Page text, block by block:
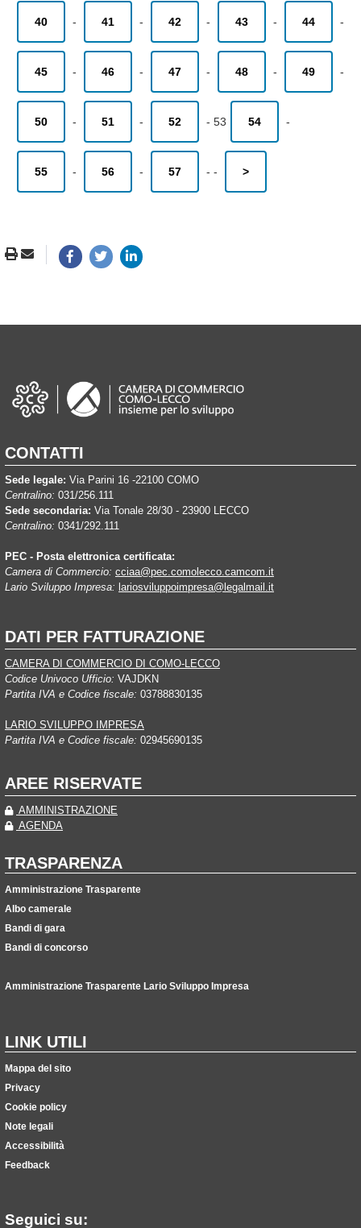
40 - 41 - 42 - 43 - 44 -
45 - 46 - 47 - 48 - 49 -
50 - 51 - 52 - 53 54 -
55 - 56 - 57 - - >
CONTATTI
Sede legale: Via Parini 16 -22100 COMO
Centralino: 031/256.111
Sede secondaria: Via Tonale 28/30 - 23900 LECCO
Centralino: 0341/292.111
PEC - Posta elettronica certificata:
Camera di Commercio: cciaa@pec.comolecco.camcom.it
Lario Sviluppo Impresa: lariosviluppoimpresa@legalmail.it
DATI PER FATTURAZIONE
CAMERA DI COMMERCIO DI COMO-LECCO
Codice Univoco Ufficio: VAJDKN
Partita IVA e Codice fiscale: 03788830135
LARIO SVILUPPO IMPRESA
Partita IVA e Codice fiscale: 02945690135
AREE RISERVATE
AMMINISTRAZIONE
AGENDA
TRASPARENZA
Amministrazione Trasparente
Albo camerale
Bandi di gara
Bandi di concorso
Amministrazione Trasparente Lario Sviluppo Impresa
LINK UTILI
Mappa del sito
Privacy
Cookie policy
Note legali
Accessibilità
Feedback
Seguici su: